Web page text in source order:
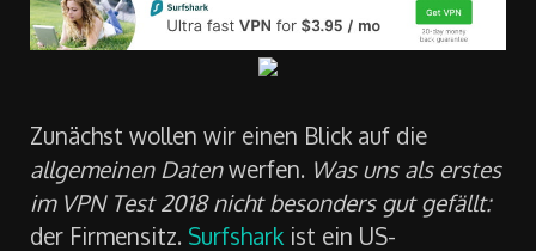
Zunächst wollen wir einen Blick auf die
allgemeinen Datenwerfen. Was uns als erstes
im VPN Test 2018 nicht besonders gut gefällt:
der Firmensitz. Surfshark ist ein US-